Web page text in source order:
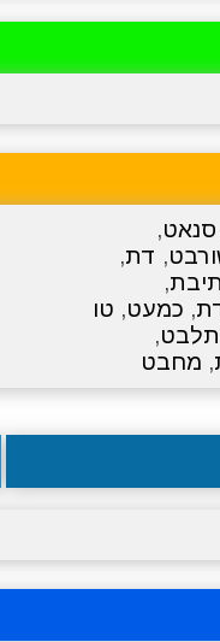
סנאט,
, דת,
תיבת,
, כמעט, טו
,
, מחבט